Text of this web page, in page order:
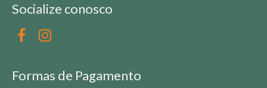
Socialize conosco
Formas de Pagamento